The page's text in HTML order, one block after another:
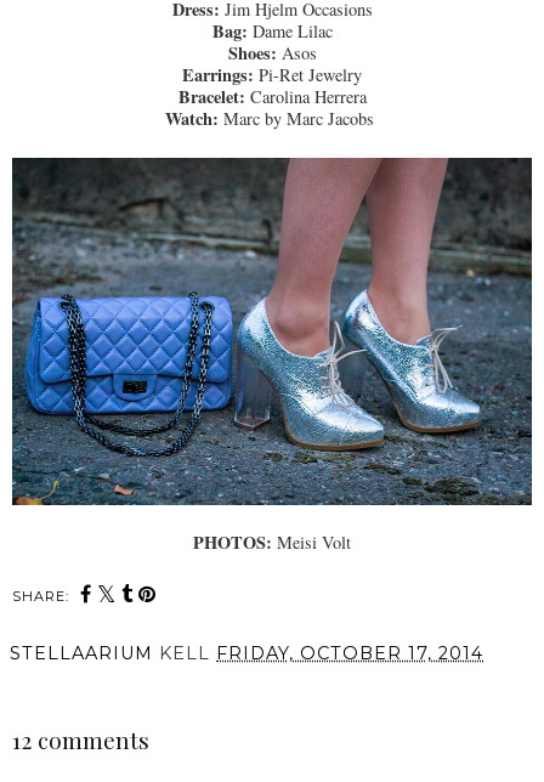
Dress: Jim Hjelm Occasions
Bag: Dame Lilac
Shoes: Asos
Earrings: Pi-Ret Jewelry
Bracelet: Carolina Herrera
Watch: Marc by Marc Jacobs
PHOTOS: Meisi Volt
SHARE:
STELLAARIUM KELL FRIDAY, OCTOBER 17, 2014
12 comments